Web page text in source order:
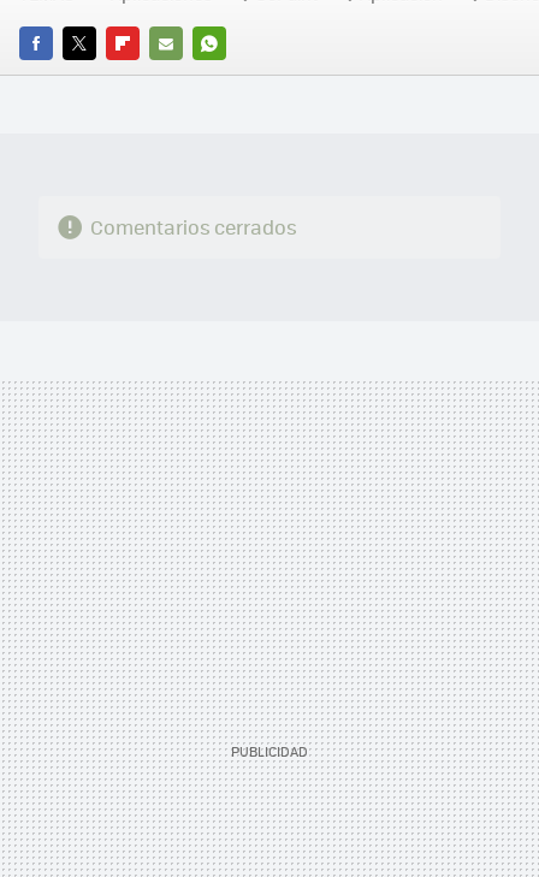
FACEBOOK
TWITTERFLIPBOARD
E-
WHATSAPP
Comentarios cerrados